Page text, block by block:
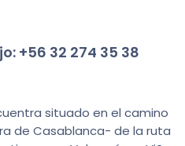
+56 32 274 35 38
situado en el camino
de Casablanca- de la ruta